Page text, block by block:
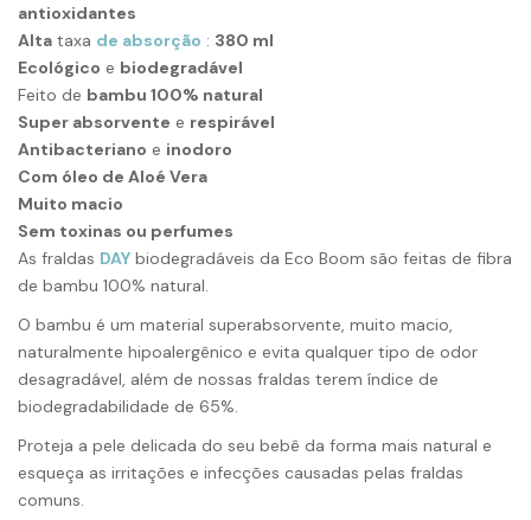
antioxidantes
Alta taxa de absorção : 380 ml
Ecológico e biodegradável
Feito de bambu 100% natural
Super absorvente e respirável
Antibacteriano e inodoro
Com óleo de Aloé Vera
Muito macio
Sem toxinas ou perfumes
As fraldas DAY biodegradáveis ​​da Eco Boom são feitas de fibra
de bambu 100% natural.
O bambu é um material superabsorvente, muito macio,
naturalmente hipoalergênico e evita qualquer tipo de odor
desagradável, além de nossas fraldas terem índice de
biodegradabilidade de 65%.
Proteja a pele delicada do seu bebê da forma mais natural e
esqueça as irritações e infecções causadas pelas fraldas
comuns.